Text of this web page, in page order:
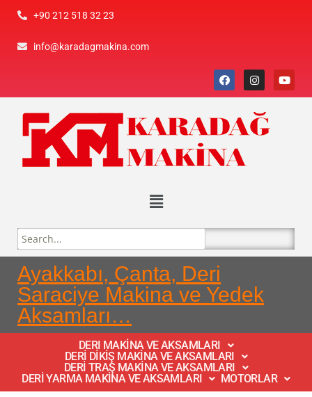
+90 212 518 32 23
info@karadagmakina.com
Ayakkabı, Çanta, Deri
Saraciye Makina ve Yedek
Aksamları…
DERI MAKİNA VE AKSAMLARI
DERİ DİKİŞ MAKİNA VE AKSAMLARI
DERİ TRAŞ MAKİNA VE AKSAMLARI
DERİ YARMA MAKİNA VE AKSAMLARI
MOTORLAR